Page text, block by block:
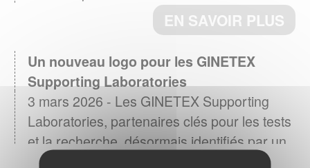
EN SAVOIR PLUS
Un nouveau logo pour les GINETEX
Supporting Laboratories
3 mars 2026 - Les GINETEX Supporting
Laboratories, partenaires clés pour les tests
et la recherche, désormais identifiés par un
logo